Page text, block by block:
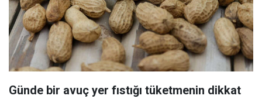
Günde bir avuç yer fıstığı tüketmenin dikkat